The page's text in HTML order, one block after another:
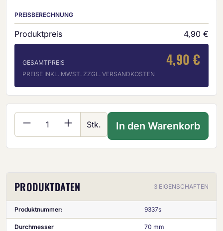
PREISBERECHNUNG
Produktpreis 4,90 €
GESAMTPREIS 4,90 €
PREISE INKL. MWST. ZZGL. VERSANDKOSTEN
Produkt Anzahl: Gib den gewünschten
Stk. In den Warenkorb
PRODUKTDATEN 3 EIGENSCHAFTEN
Produktnummer: 9337s
Durchmesser 70 mm